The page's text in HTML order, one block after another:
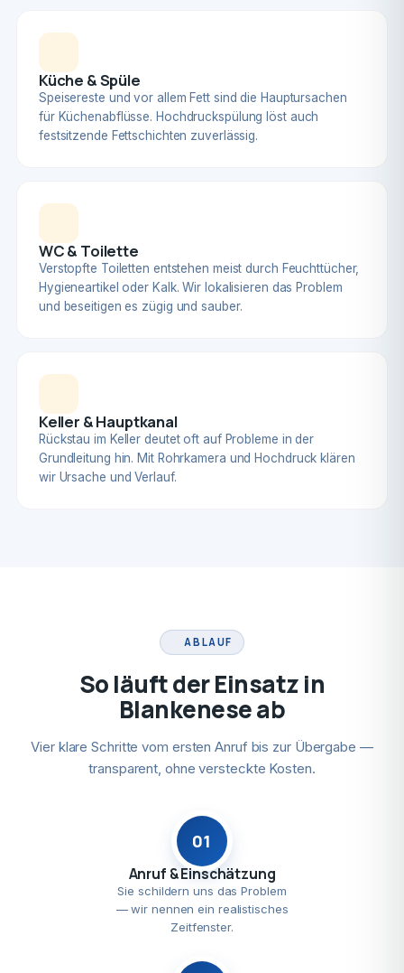
Küche & Spüle
Speisereste und vor allem Fett sind die Hauptursachen
für Küchenabflüsse. Hochdruckspülung löst auch
festsitzende Fettschichten zuverlässig.
WC & Toilette
Verstopfte Toiletten entstehen meist durch Feuchttücher,
Hygieneartikel oder Kalk. Wir lokalisieren das Problem
und beseitigen es zügig und sauber.
Keller & Hauptkanal
Rückstau im Keller deutet oft auf Probleme in der
Grundleitung hin. Mit Rohrkamera und Hochdruck klären
wir Ursache und Verlauf.
ABLAUF
So läuft der Einsatz in
Blankenese ab
Vier klare Schritte vom ersten Anruf bis zur Übergabe —
transparent, ohne versteckte Kosten.
01
Anruf & Einschätzung
Sie schildern uns das Problem
— wir nennen ein realistisches
Zeitfenster.